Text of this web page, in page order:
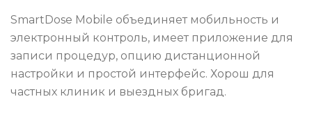
SmartDose Mobile объединяет мобильность и
электронный контроль, имеет приложение для
записи процедур, опцию дистанционной
настройки и простой интерфейс. Хорош для
частных клиник и выездных бригад.